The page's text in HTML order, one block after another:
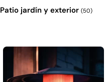
Patio jardín y exterior (50)